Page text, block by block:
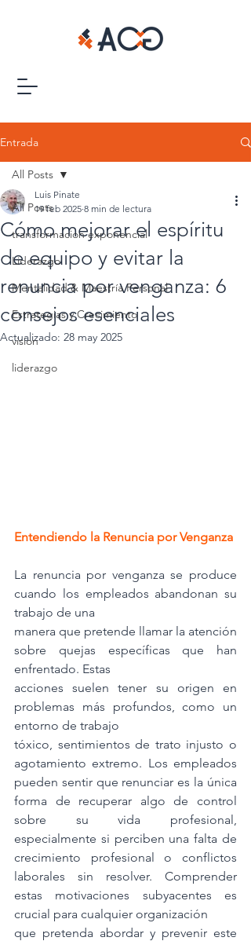
Entrada
All Posts
transformacion exponencial
Liderazgo
Mentalidad & Maestría Personal
Estrategias y Crecimiento
vision
liderazgo
All Posts
Cómo mejorar el espíritu
de equipo y evitar la
renuncia por venganza: 6
consejos esenciales
Luis Pinate
19 feb 2025 8 min de lectura
Actualizado: 28 may 2025
Entendiendo la Renuncia por Venganza
La renuncia por venganza se produce
cuando los empleados abandonan su
trabajo de una
manera que pretende llamar la atención
sobre quejas específicas que han
enfrentado. Estas
acciones suelen tener su origen en
problemas más profundos, como un
entorno de trabajo
tóxico, sentimientos de trato injusto o
agotamiento extremo. Los empleados
pueden sentir que renunciar es la única
forma de recuperar algo de control
sobre su vida profesional,
especialmente si perciben una falta de
crecimiento profesional o conflictos
laborales sin resolver. Comprender
estas motivaciones subyacentes es
crucial para cualquier organización
que pretenda abordar y prevenir este